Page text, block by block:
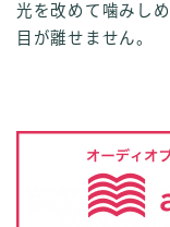
光を改めて噛みし
目が離せません。